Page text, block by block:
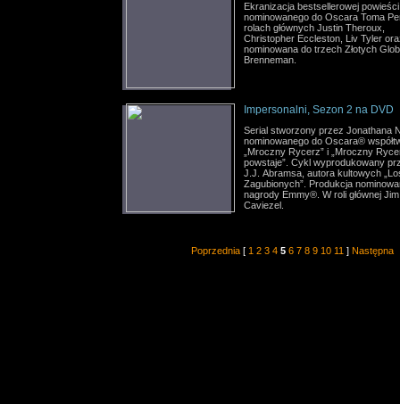
Ekranizacja bestsellerowej powieści
nominowanego do Oscara Toma
rolach głównych Justin Theroux,
Christopher Eccleston, Liv Tyler
nominowana do trzech Złotych
Brenneman.
Impersonalni, Sezon 2 na DVD
Serial stworzony przez Jonathana
nominowanego do Oscara®
„Mroczny Rycerz” i „Mroczny
powstaje”. Cykl wyprodukowany
J.J. Abramsa, autora kultowych
Zagubionych”. Produkcja
nagrody Emmy®. W roli głównej Jim
Caviezel.
Poprzednia[ 1 2 3 4 5 6 7 8 9 10 11 ] Następna